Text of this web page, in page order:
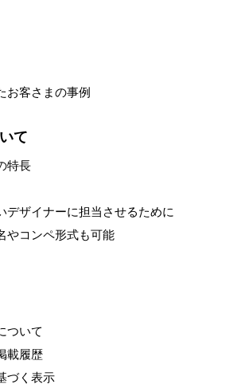
お客さまの事例
て
特長
デザイナーに担当させるために
やコンペ形式も可能
ついて
載履歴
づく表示